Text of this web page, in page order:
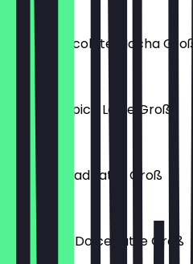
5,40 €
White Chocolate Mocha Groß
4,70 €
Pumpkin Spice Latte Groß
6,40 €
Ginger Bread Latte Groß
6,40 €
Cinnamon Dolce Latte Groß